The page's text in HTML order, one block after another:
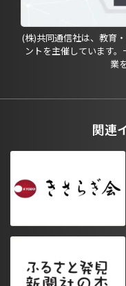
(株)共同通信社は、教育
ントを主催しています
業
関連